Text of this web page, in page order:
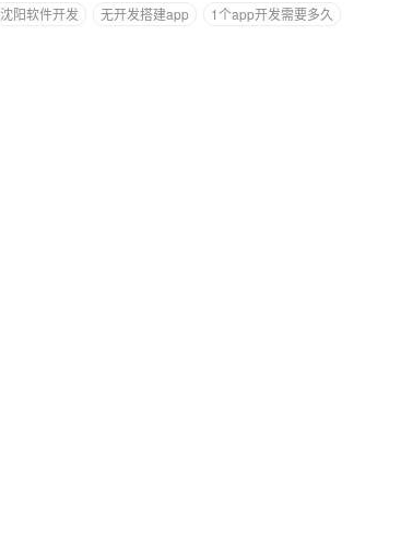
沈阳软件开发 无开发搭建app
1个app开发需要多久